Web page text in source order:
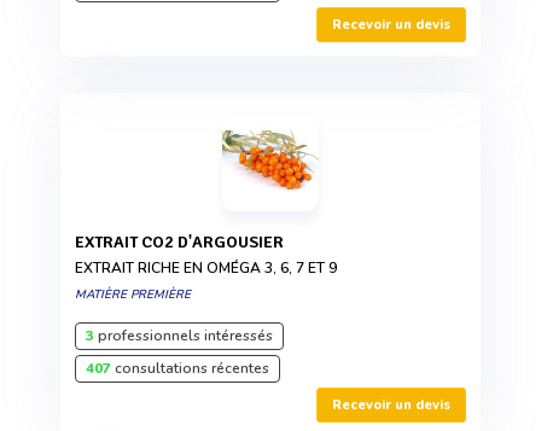
Recevoir un devis
EXTRAIT CO2 D'ARGOUSIER
EXTRAIT RICHE EN OMÉGA 3, 6, 7 ET 9
MATIÈRE PREMIÈRE
3 professionnels intéressés
407consultations récentes
Recevoir un devis